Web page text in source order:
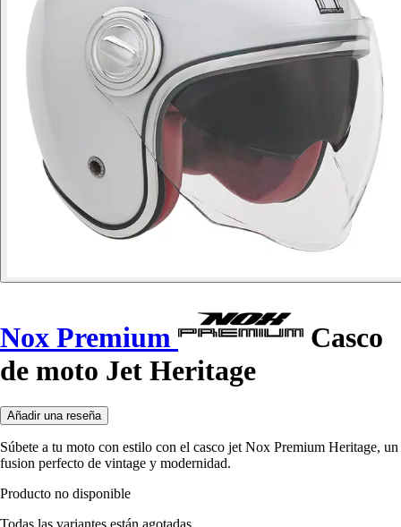
Nox Premium
Casco
de moto Jet Heritage
Añadir una reseña
Súbete a tu moto con estilo con el casco jet Nox Premium Heritage, un
fusion perfecto de vintage y modernidad.
Producto no disponible